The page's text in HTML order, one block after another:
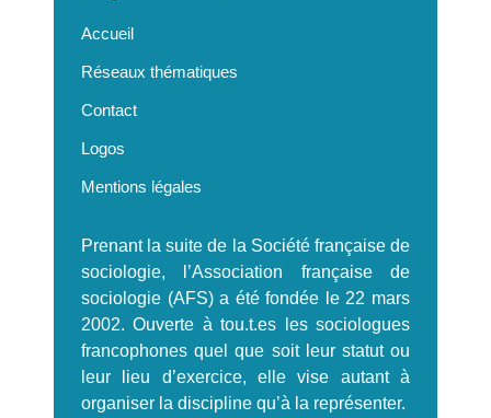
Accueil
Réseaux thématiques
Contact
Logos
Mentions légales
Prenant la suite de la Société française de
sociologie, l’Association française de
sociologie (AFS) a été fondée le 22 mars
2002. Ouverte à tou.t.es les sociologues
francophones quel que soit leur statut ou
leur lieu d’exercice, elle vise autant à
organiser la discipline qu’à la représenter.